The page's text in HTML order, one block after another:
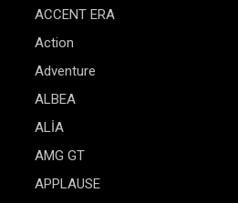
ACCENT ERA
Action
Adventure
ALBEA
ALİA
AMG GT
APPLAUSE